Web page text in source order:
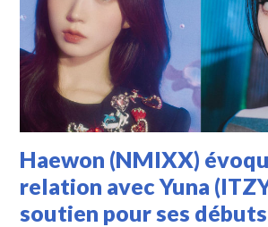
Haewon (NMIXX)
relation avec Yuna
soutien pour ses débuts